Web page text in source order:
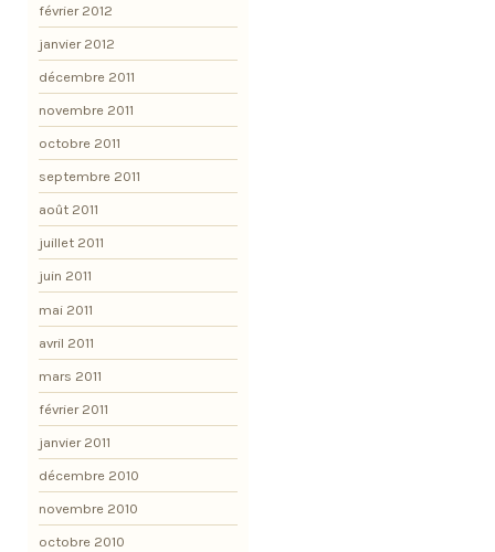
février 2012
janvier 2012
décembre 2011
novembre 2011
octobre 2011
septembre 2011
août 2011
juillet 2011
juin 2011
mai 2011
avril 2011
mars 2011
février 2011
janvier 2011
décembre 2010
novembre 2010
octobre 2010